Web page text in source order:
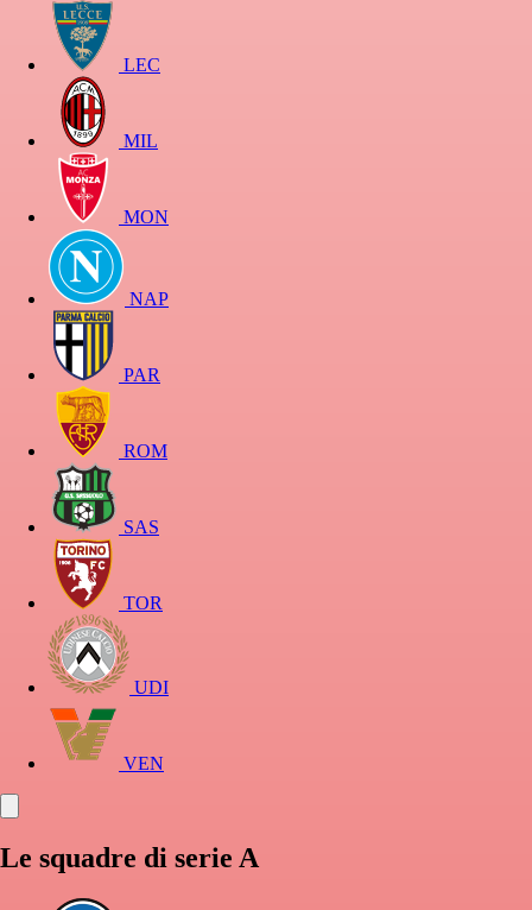
LEC
MIL
MON
NAP
PAR
ROM
SAS
TOR
UDI
VEN
Le squadre di serie A